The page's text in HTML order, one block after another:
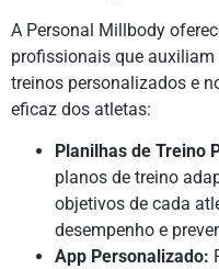
A Personal Millbody
profissionais que
treinos personalizados e
eficaz dos atletas:
Planilhas de Treino
planos de treino
objetivos de cada
desempenho e
App Personalizado: